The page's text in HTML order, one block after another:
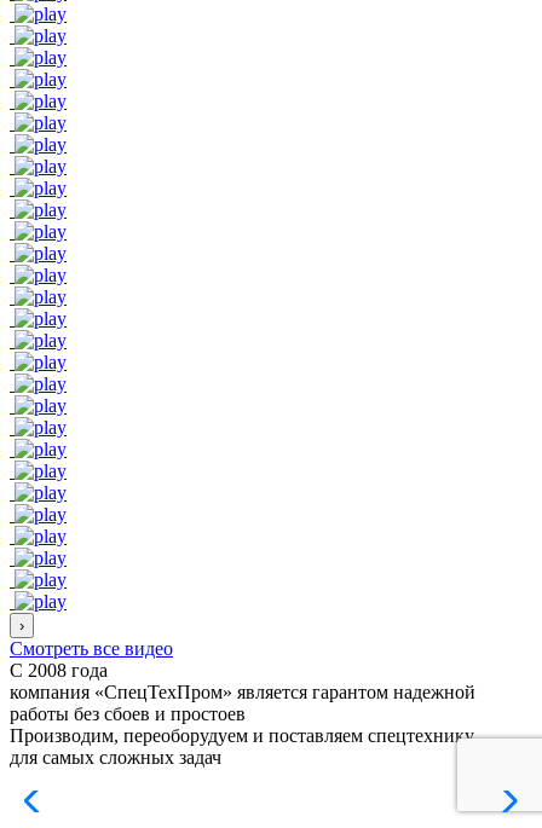
›
Смотреть все видео
С 2008 года
компания «СпецТехПром» является гарантом надежной
работы без сбоев и простоев
Производим, переоборудуем и поставляем спецтехнику
для самых сложных задач